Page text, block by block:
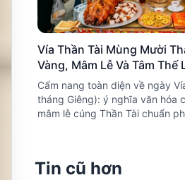
Vía Thần Tài Mùng Mười
Vàng, Mâm Lễ Và Tâm Thế
Cẩm nang toàn diện về ngày
tháng Giêng): ý nghĩa văn hóa
mâm lễ cúng Thần Tài chuẩn
Tin cũ hơn